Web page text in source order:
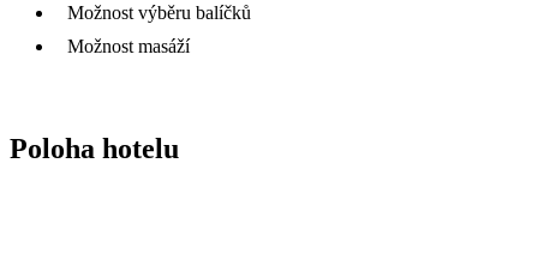
Možnost výběru balíčků
Možnost masáží
Poloha hotelu